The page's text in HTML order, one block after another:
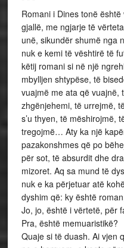
Romani i Dines tonë
gjallë, me ngjarje të
unë, sikundër shumë nga
nuk e kemi të vështirë të
këtij romani si në një
mbylljen shtypëse, të
vuajmë me ata që vuajnë,
zhgënjehemi, të urrejmë,
s’u thyen, të mëshirojmë,
tregojmë… Aty ka një
pazakonshmes që po
për sot, të absurdit dhe
mizoret. Aq sa mund të
nuk e ka përjetuar atë
dyshim që: ky është
Jo, jo, është i vërtetë, për
Pra, është memuaristikë?
Quaje si të duash. Ai vjen